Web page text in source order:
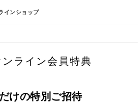
インショップ
ライン会員特典
けの特別ご招待